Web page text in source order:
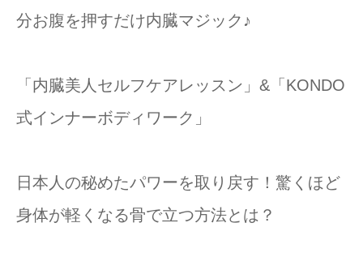
分お腹を押すだけ内臓マジック♪
「内臓美人セルフケアレッスン」&「KONDO
式インナーボディワーク」
日本人の秘めたパワーを取り戻す！驚くほど
身体が軽くなる骨で立つ方法とは？